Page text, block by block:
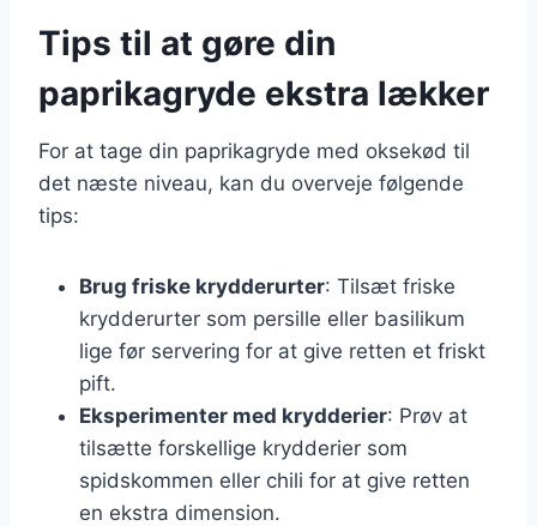
Tips til at gøre din
paprikagryde ekstra lækker
For at tage din paprikagryde med oksekød til
det næste niveau, kan du overveje følgende
tips:
Brug friske krydderurter: Tilsæt friske
krydderurter som persille eller basilikum
lige før servering for at give retten et friskt
pift.
Eksperimenter med krydderier: Prøv at
tilsætte forskellige krydderier som
spidskommen eller chili for at give retten
en ekstra dimension.